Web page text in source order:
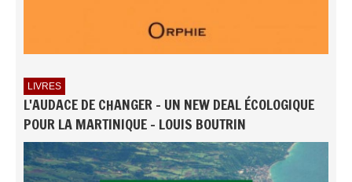
LIVRES
L'AUDACE DE CHANGER - UN NEW DEAL ÉCOLOGIQUE
POUR LA MARTINIQUE - LOUIS BOUTRIN